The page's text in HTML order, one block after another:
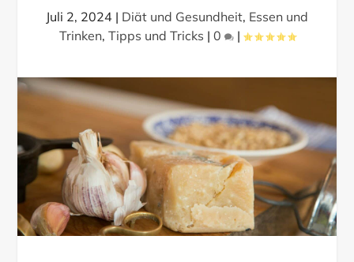
Juli 2, 2024 | Diät und Gesundheit, Essen und
Trinken, Tipps und Tricks | 0 |